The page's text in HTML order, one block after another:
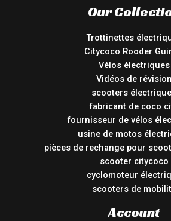
Our
Trottinettes
Citycoco Rooder
Vélos électriques
Vidéos de révision
scooters
fabricant de coco
fournisseur de vélos
usine de motos
pièces de rechange pour
scooter citycoco
cyclomoteur
scooters de
Account